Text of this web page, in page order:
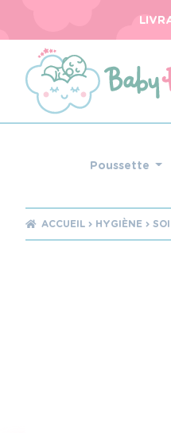
Poussette
ACCUEIL HYGIÈNE